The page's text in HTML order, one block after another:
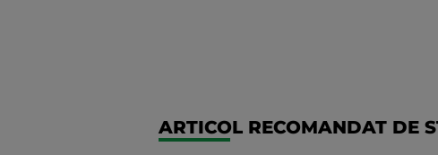
ARTICOL RECOMANDAT DE